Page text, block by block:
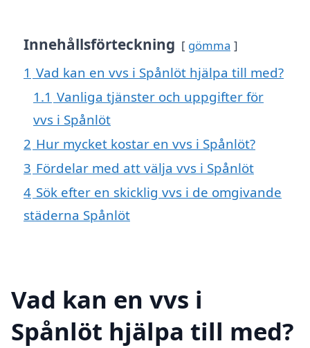
Innehållsförteckning gömma
1 Vad kan en vvs i Spånlöt hjälpa till med?
1.1 Vanliga tjänster och uppgifter för
vvs i Spånlöt
2 Hur mycket kostar en vvs i Spånlöt?
3 Fördelar med att välja vvs i Spånlöt
4 Sök efter en skicklig vvs i de omgivande
städerna Spånlöt
Vad kan en vvs i
Spånlöt hjälpa till med?